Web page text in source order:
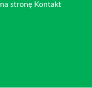
stronę Kontakt